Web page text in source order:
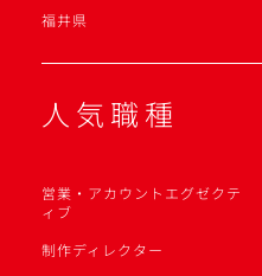
福井県
人気職種
営業・アカウントエグゼクテ
ィブ
制作ディレクター